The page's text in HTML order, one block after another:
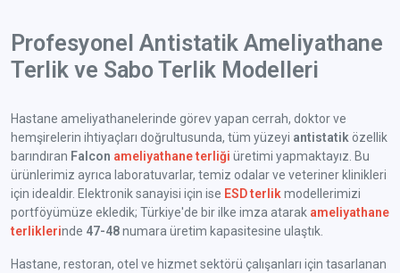
Profesyonel Antistatik Ameliyathane
Terlik ve Sabo Terlik Modelleri
Hastane ameliyathanelerinde görev yapan cerrah, doktor ve
hemşirelerin ihtiyaçları doğrultusunda, tüm yüzeyi antistatik özellik
barındıran Falcon ameliyathane terliği üretimi yapmaktayız. Bu
ürünlerimiz ayrıca laboratuvarlar, temiz odalar ve veteriner klinikleri
için idealdir. Elektronik sanayisi için ise ESD terlik modellerimizi
portföyümüze ekledik; Türkiye'de bir ilke imza atarak ameliyathane
terliklerinde 47-48numara üretim kapasitesine ulaştık.
Hastane, restoran, otel ve hizmet sektörü çalışanları için tasarlanan